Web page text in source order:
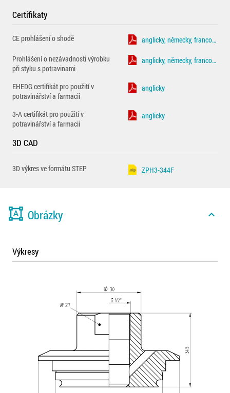
Certifikaty
CE prohlášení o shodě
anglicky, německy, francouzsky
Prohlášení o nezávadnosti výrobku
při styku s potravinami
anglicky, německy, francouzsky
EHEDG certifikát pro použití v
potravinářství a farmacii
anglicky
3-A certifikát pro použití v
potravinářství a farmacii
anglicky
3D CAD
3D výkres ve formátu STEP ZPH3-344F
format_shapes Obrázky expand_less
Výkresy